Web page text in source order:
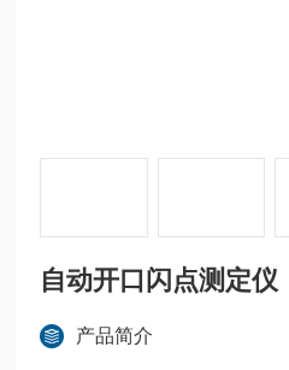
自动开口闪点测定仪
产品简介